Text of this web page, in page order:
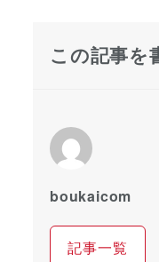
この記事を
boukaicom
記事一覧